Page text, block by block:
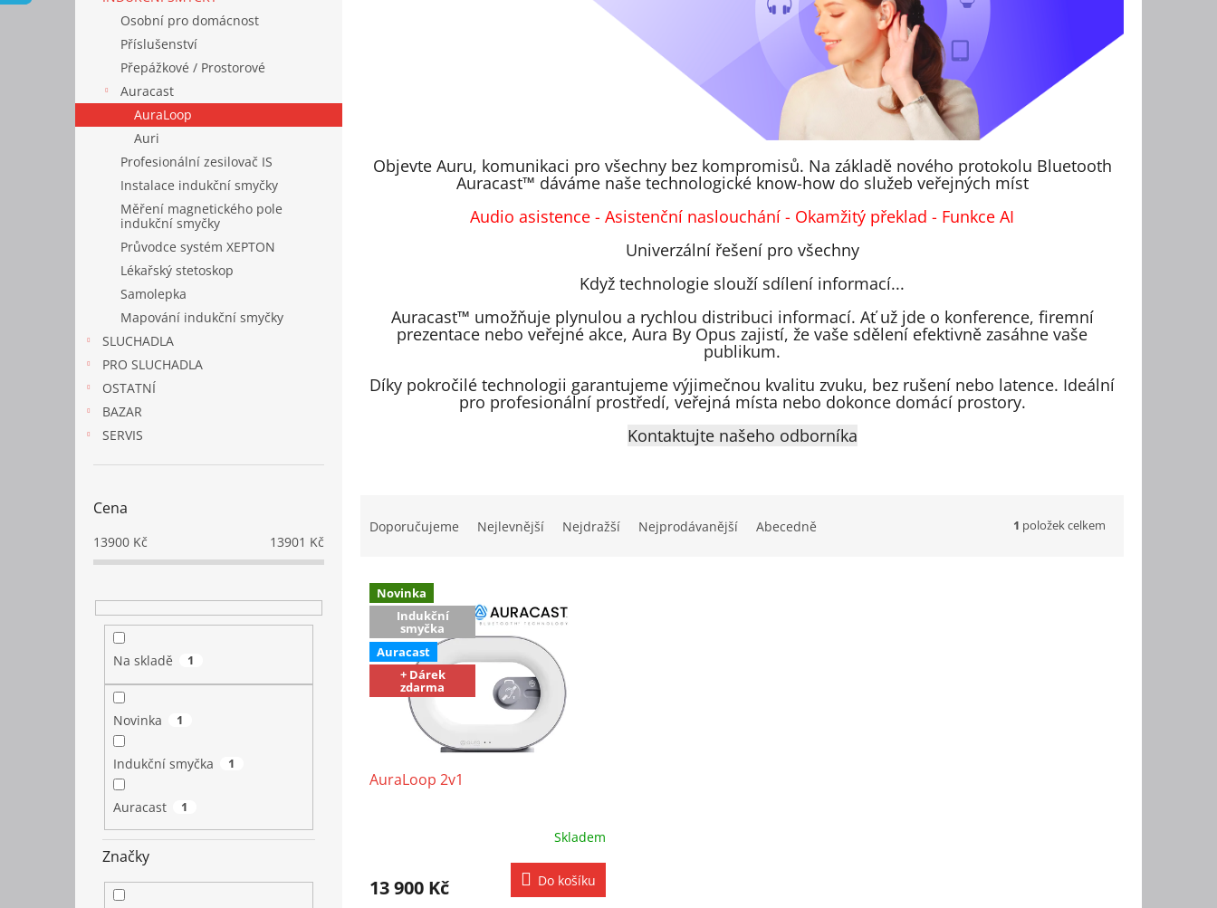
Osobní pro domácnost
Příslušenství
Přepážkové / Prostorové
Auracast
AuraLoop
Auri
Profesionální zesilovač IS
Instalace indukční smyčky
Měření magnetického pole
indukční smyčky
Průvodce systém XEPTON
Lékařský stetoskop
Samolepka
Mapování indukční smyčky
SLUCHADLA
PRO SLUCHADLA
OSTATNÍ
BAZAR
SERVIS
Cena
13900 Kč 13901 Kč
Na skladě 1
Novinka 1
Indukční smyčka 1
Auracast 1
Značky
Objevte Auru, komunikaci pro všechny bez kompromisů. Na základě nového protokolu Bluetooth
Auracast™ dáváme naše technologické know-how do služeb veřejných míst
Audio asistence - Asistenční naslouchání - Okamžitý překlad - Funkce AI
Univerzální řešení pro všechny
Když technologie slouží sdílení informací...
Auracast™ umožňuje plynulou a rychlou distribuci informací. Ať už jde o konference, firemní
prezentace nebo veřejné akce, Aura By Opus zajistí, že vaše sdělení efektivně zasáhne vaše
publikum.
Díky pokročilé technologii garantujeme výjimečnou kvalitu zvuku, bez rušení nebo latence. Ideální
pro profesionální prostředí, veřejná místa nebo dokonce domácí prostory.
Kontaktujte našeho odborníka
n
o
u
Doporučujeme Nejlevnější Nejdražší Nejprodávanější Abecedně 1 položek celkem
V Novinka
Indukční
smyčka
Auracast
+ Dárek
zdarma
AuraLoop 2v1
Skladem
13 900 Kč Do košíku